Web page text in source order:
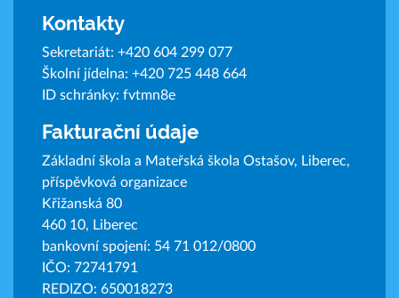
Kontakty
Sekretariát: +420 604 299 077
Školní jídelna: +420 725 448 664
ID schránky: fvtmn8e
Fakturační údaje
Základní škola a Mateřská škola Ostašov, Liberec,
příspěvková organizace
Křižanská 80
460 10, Liberec
bankovní spojení: 54 71 012/0800
IČO: 72741791
REDIZO: 650018273